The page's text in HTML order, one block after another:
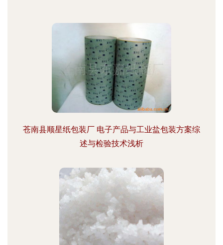
苍南县顺星纸包装厂 电子产品与工业盐包装方案综
述与检验技术浅析